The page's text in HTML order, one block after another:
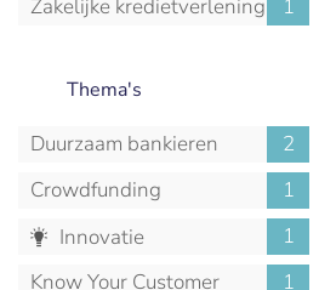
Zakelijke kredietverlening
1
Thema's
Duurzaam bankieren
2
Crowdfunding
1
Innovatie
1
Know Your Customer
1